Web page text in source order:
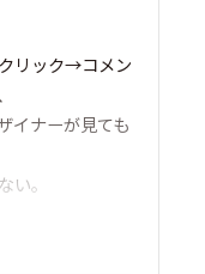
リック→コメン
イナーが見ても
い。